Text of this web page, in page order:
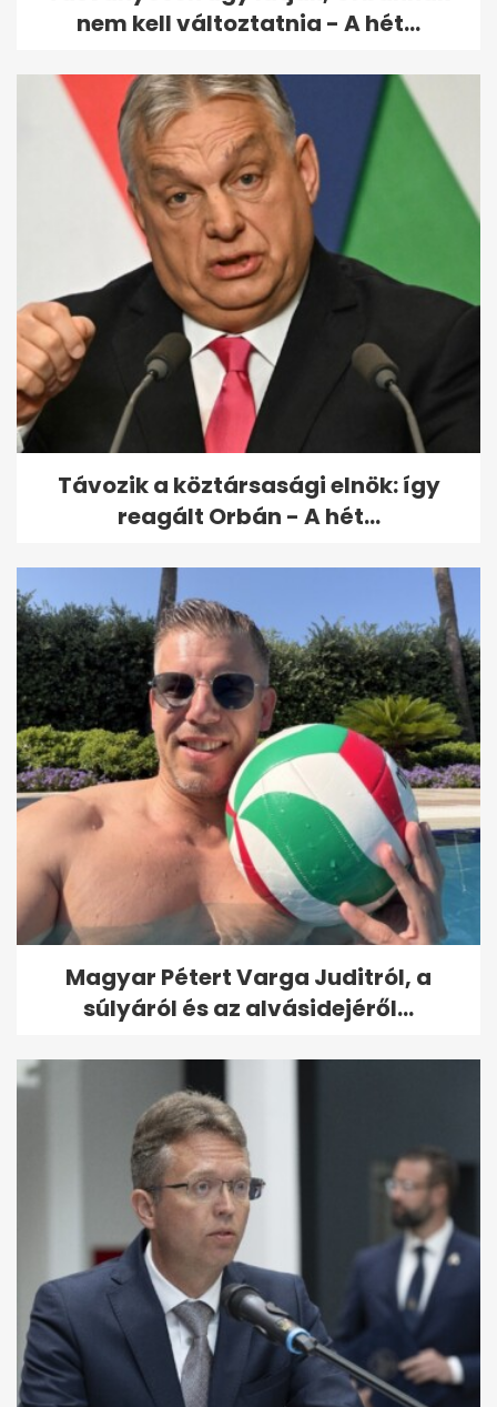
nem kell változtatnia - A hét...
Távozik a köztársasági elnök: így
reagált Orbán - A hét...
Magyar Pétert Varga Juditról, a
súlyáról és az alvásidejéről...